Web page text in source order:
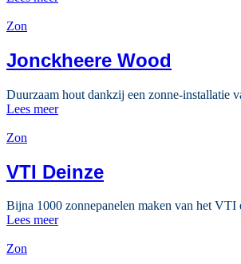
Zon
Jonckheere Wood
Duurzaam hout dankzij een zonne-installatie
Lees meer
Zon
VTI Deinze
Bijna 1000 zonnepanelen maken van het VTI
Lees meer
Zon